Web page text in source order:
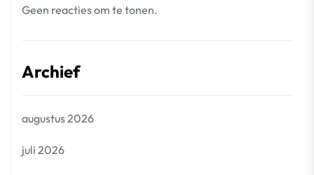
Geen reacties om te tonen.
Archief
augustus 2026
juli 2026